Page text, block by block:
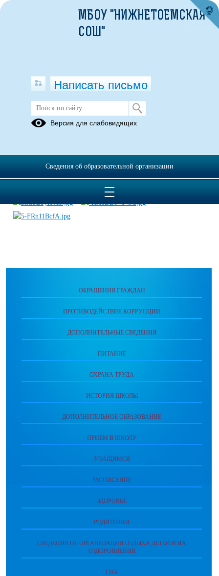
Новогодние представления
ОБРАЩЕНИЯ ГРАЖДАН
ПРОТИВОДЕЙСТВИЕ КОРРУПЦИИ
ДОПОЛНИТЕЛЬНЫЕ СВЕДЕНИЯ
ПИТАНИЕ
ОХРАНА ТРУДА
ИСТОРИЯ ШКОЛЫ
ДОПОЛНИТЕЛЬНОЕ ОБРАЗОВАНИЕ
ПРИЕМ В ШКОЛУ
УЧАЩИМСЯ
РАСПИСАНИЕ
ЗДОРОВЬЕ
РОДИТЕЛЯМ
СВЕДЕНИЯ ОБ ОРГАНИЗАЦИИ ОТДЫХА ДЕТЕЙ И ИХ
ОЗДОРОВЛЕНИЯ
ГИА
МБОУ "НИЖНЕТОЕМСКАЯ
СОШ"
Написать письмо
Версия для слабовидящих
Сведения об образовательной организации